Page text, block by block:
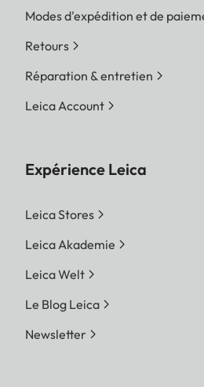
Modes d'expédition et de
Retours
Réparation & entretien
Leica Account
Expérience Leica
Leica Stores
Leica Akademie
Leica Welt
Le Blog Leica
Newsletter